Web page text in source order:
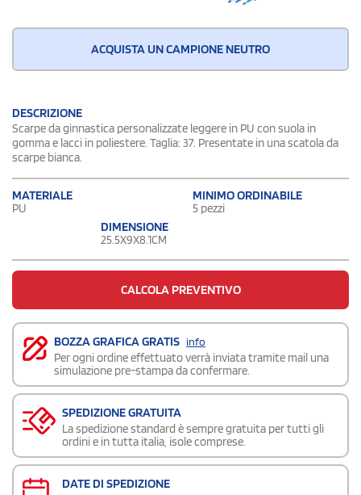
ACQUISTA UN CAMPIONE NEUTRO
DESCRIZIONE
Scarpe da ginnastica personalizzate leggere in PU con suola in
gomma e lacci in poliestere. Taglia: 37. Presentate in una scatola da
scarpe bianca.
MATERIALE
PU
MINIMO ORDINABILE
5 pezzi
DIMENSIONE
25.5X9X8.1CM
CALCOLA PREVENTIVO
BOZZA GRAFICA GRATIS info
Per ogni ordine effettuato verrà inviata tramite mail una
simulazione pre-stampa da confermare.
SPEDIZIONE GRATUITA
La spedizione standard è sempre gratuita per tutti gli
ordini e in tutta italia, isole comprese.
DATE DI SPEDIZIONE